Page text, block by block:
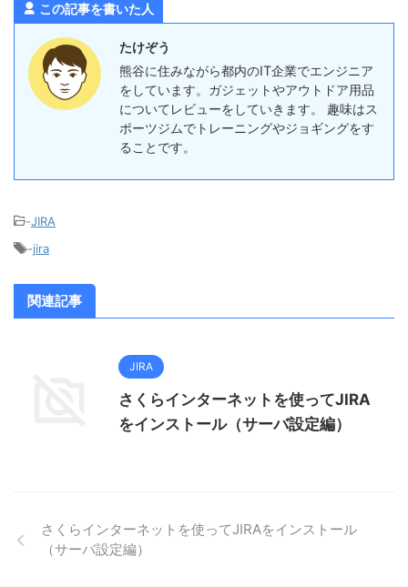
この記事を書いた人
たけぞう
熊谷に住みながら都内のIT企業でエンジニア
をしています。ガジェットやアウトドア用品
についてレビューをしていきます。 趣味はス
ポーツジムでトレーニングやジョギングをす
ることです。
-JIRA
-jira
関連記事
JIRA
さくらインターネットを使ってJIRA
をインストール（サーバ設定編）
さくらインターネットを使ってJIRAをインストール
（サーバ設定編）